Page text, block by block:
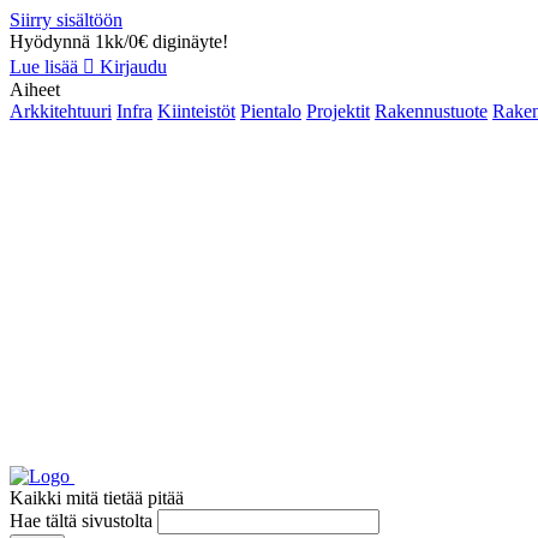
Siirry sisältöön
Hyödynnä 1kk/0€ diginäyte!
Lue lisää
Kirjaudu
Aiheet
Arkkitehtuuri Infra Kiinteistöt Pientalo Projektit Rakennustuote
Kaikki mitä tietää pitää
Hae tältä sivustolta